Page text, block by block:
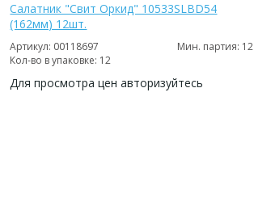
Салатник "Свит Оркид" 10533SLBD54
(162мм) 12шт.
Артикул: 00118697
Мин. партия: 12
Кол-во в упаковке: 12
Для просмотра цен авторизуйтесь